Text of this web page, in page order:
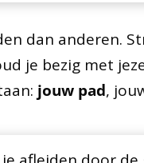
dan anderen.
je bezig met
jouw pad,